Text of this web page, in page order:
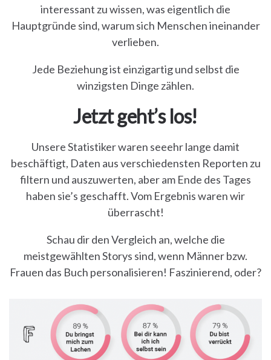
interessant zu wissen, was eigentlich die
Hauptgründe sind, warum sich Menschen ineinander
verlieben.
Jede Beziehung ist einzigartig und selbst die
winzigsten Dinge zählen.
Jetzt geht’s los!
Unsere Statistiker waren seeehr lange damit
beschäftigt, Daten aus verschiedensten Reporten zu
filtern und auszuwerten, aber am Ende des Tages
haben sie’s geschafft. Vom Ergebnis waren wir
überrascht!
Schau dir den Vergleich an, welche die
meistgewählten Storys sind, wenn Männer bzw.
Frauen das Buch personalisieren! Faszinierend, oder?